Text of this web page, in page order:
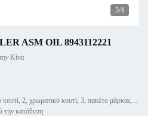
3/4
ASM OIL 8943112221
Κίνα
Συσκευασία λεπτομέρειες: 1, ουδέτερο κουτί, 2, χρωματικό κουτί, 3, πακέτο μάρκας πελάτη
την κατάθεση